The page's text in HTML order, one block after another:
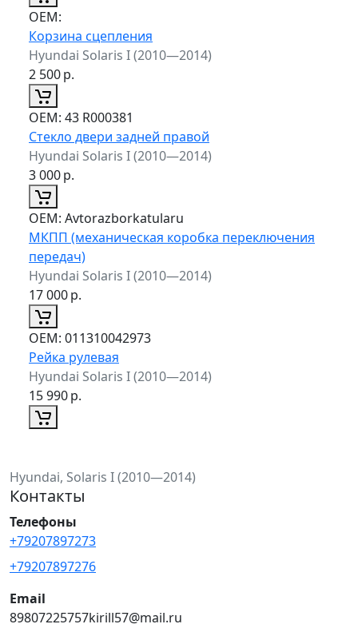
ОЕМ:
Корзина сцепления
Hyundai Solaris I (2010—2014)
2 500р.
ОЕМ: 43 R000381
Стекло двери задней правой
Hyundai Solaris I (2010—2014)
3 000р.
ОЕМ: Avtorazborkatularu
МКПП (механическая коробка переключения
передач)
Hyundai Solaris I (2010—2014)
17 000р.
ОЕМ: 011310042973
Рейка рулевая
Hyundai Solaris I (2010—2014)
15 990р.
Hyundai, Solaris I (2010—2014)
Контакты
Телефоны
+79207897273
+79207897276
Email
89807225757kirill57@mail.ru